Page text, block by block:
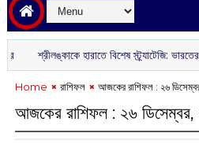
শ্রীলঙ্কাকে হারাতে বিশেষ স্ট্র্যাটেজি: ভারতের
Home রাশিফল আজকের রাশিফল :‌ ২৬
আজকের রাশিফল :‌ ২৬